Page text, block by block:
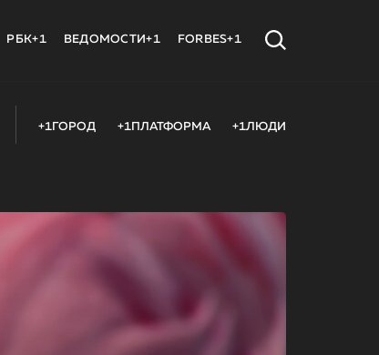
РБК+1 ВЕДОМОСТИ+1 FORBES+1
+1ГОРОД +1ПЛАТФОРМА +1ЛЮДИ